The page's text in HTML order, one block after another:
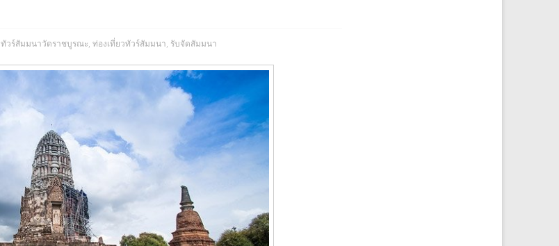
ทัวร์สัมมนาวัดราชบูรณะ, ท่องเที่ยวทัวร์สัมมนา, รับจัดสัมมนา